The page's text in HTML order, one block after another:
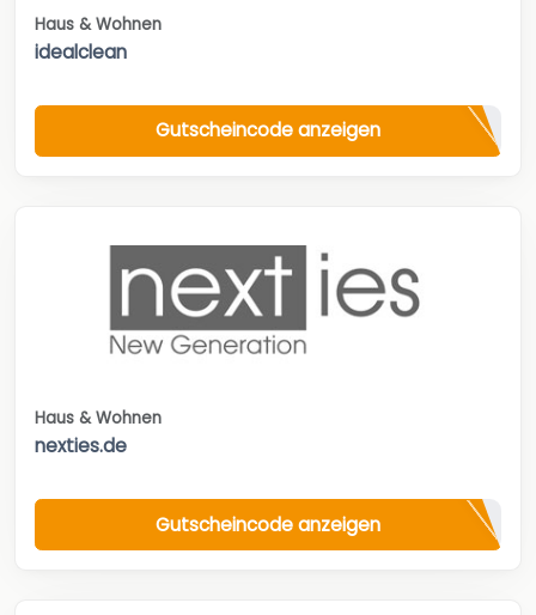
Haus & Wohnen
idealclean
Gutscheincode anzeigen
Haus & Wohnen
nexties.de
Gutscheincode anzeigen